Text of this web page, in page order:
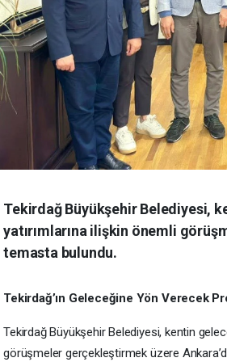
Tekirdağ Büyükşehir Belediyesi,
yatırımlarına ilişkin önemli
temasta bulundu.
Tekirdağ’ın Geleceğine Yön Verecek
Tekirdağ Büyükşehir Belediyesi, kentin
görüşmeler gerçekleştirmek üzere